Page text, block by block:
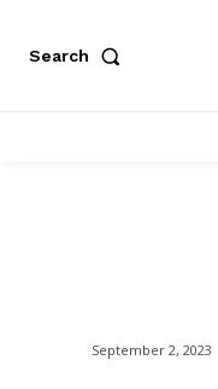
Search
September 2, 2023